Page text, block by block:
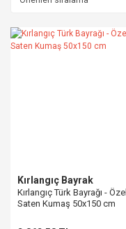
Kırlangıç Bayrak
Kırlangıç Türk Bayrağı - Özel
Saten Kumaş 50x150 cm